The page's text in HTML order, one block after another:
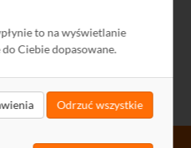
to na wyświetlanie
Ciebie dopasowane.
Odrzuć wszystkie